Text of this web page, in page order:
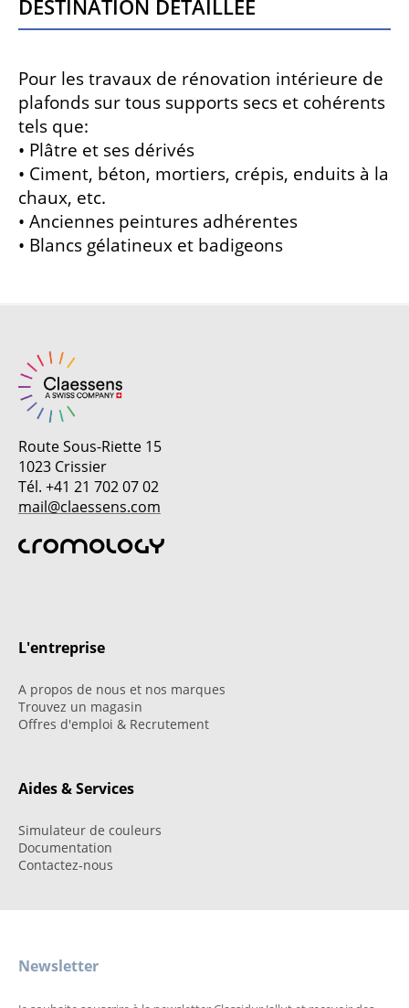
Pour les travaux de rénovation intérieure de
plafonds sur tous supports secs et cohérents
tels que:
• Plâtre et ses dérivés
• Ciment, béton, mortiers, crépis, enduits à la
chaux, etc.
• Anciennes peintures adhérentes
• Blancs gélatineux et badigeons
Route Sous-Riette 15
1023 Crissier
Tél. +41 21 702 07 02
mail@claessens.com
L'entreprise
A propos de nous et nos marques
Trouvez un magasin
Offres d'emploi & Recrutement
Aides & Services
Simulateur de couleurs
Documentation
Contactez-nous
Newsletter